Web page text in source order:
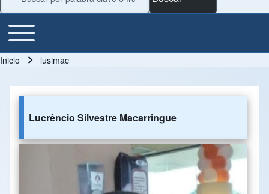
Main Menu
Toggle main menu
Inicio lusimac
Lucrêncio Silvestre Macarringue